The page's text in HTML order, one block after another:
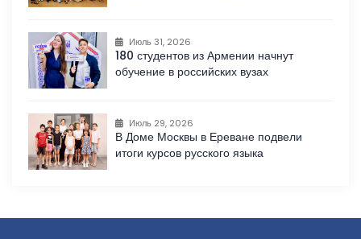
Июль 31, 2026
180 студентов из Армении начнут
обучение в российских вузах
Июль 29, 2026
В Доме Москвы в Ереване подвели
итоги курсов русского языка